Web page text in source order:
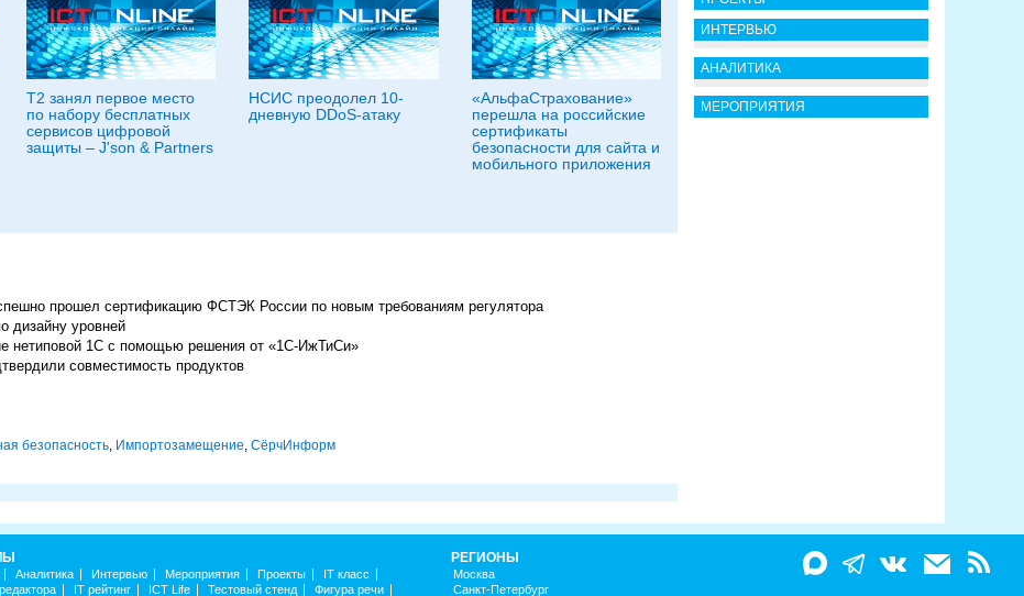
Т2 занял первое место
по набору бесплатных
сервисов цифровой
защиты – J'son & Partners
НСИС преодолел 10-
дневную DDoS-атаку
«АльфаСтрахование»
перешла на российские
сертификаты
безопасности для сайта и
мобильного приложения
прошел сертификацию ФСТЭК России по новым требованиям регулятора
дизайну уровней
нетиповой 1С с помощью решения от «1С-ИжТиСи»
совместимость продуктов
безопасность, Импорто­замещение, СёрчИнформ
ИНТЕРВЬЮ
АНАЛИТИКА
МЕРОПРИЯТИЯ
Аналитика Интервью Мероприятия Проекты
IT класс
IT рейтинг ICT Life Тестовый стенд Фигура речи
РЕГИОНЫ
Москва
Санкт-Петербург